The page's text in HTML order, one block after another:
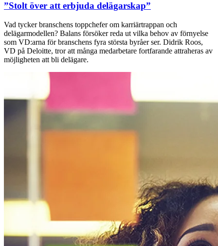
”Stolt över att erbjuda delägarskap”
Vad tycker branschens toppchefer om karriärtrappan och
delägarmodellen? Balans försöker reda ut vilka behov av förnyelse
som VD:arna för branschens fyra största byråer ser. Didrik Roos,
VD på Deloitte, tror att många medarbetare fortfarande attraheras av
möjligheten att bli delägare.